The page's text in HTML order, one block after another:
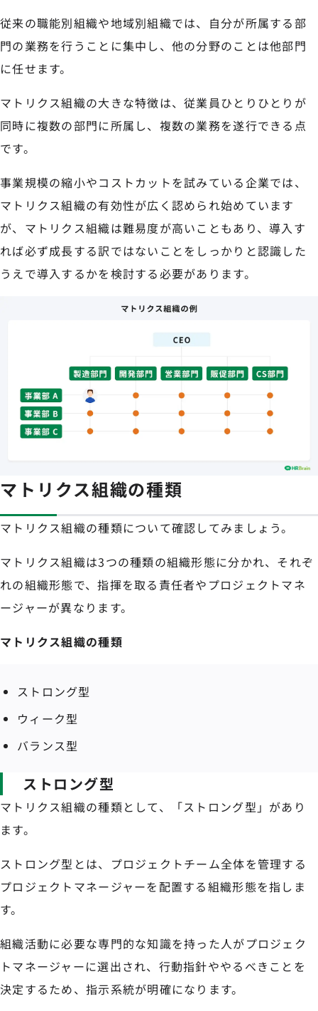
従来の職能別組織や地域別組織では、自分が所属する部
門の業務を行うことに集中し、他の分野のことは他部門
に任せます。
マトリクス組織の大きな特徴は、従業員ひとりひとりが
同時に複数の部門に所属し、複数の業務を遂行できる点
です。
事業規模の縮小やコストカットを試みている企業では、
マトリクス組織の有効性が広く認められ始めています
が、マトリクス組織は難易度が高いこともあり、導入す
れば必ず成長する訳ではないことをしっかりと認識した
うえで導入するかを検討する必要があります。
マトリクス組織の種類
マトリクス組織の種類について確認してみましょう。
マトリクス組織は3つの種類の組織形態に分かれ、それぞ
れの組織形態で、指揮を取る責任者やプロジェクトマネ
ージャーが異なります。
マトリクス組織の種類
ストロング型
ウィーク型
バランス型
ストロング型
マトリクス組織の種類として、「ストロング型」があり
ます。
ストロング型とは、プロジェクトチーム全体を管理する
プロジェクトマネージャーを配置する組織形態を指しま
す。
組織活動に必要な専門的な知識を持った人がプロジェク
トマネージャーに選出され、行動指針ややるべきことを
決定するため、指示系統が明確になります。